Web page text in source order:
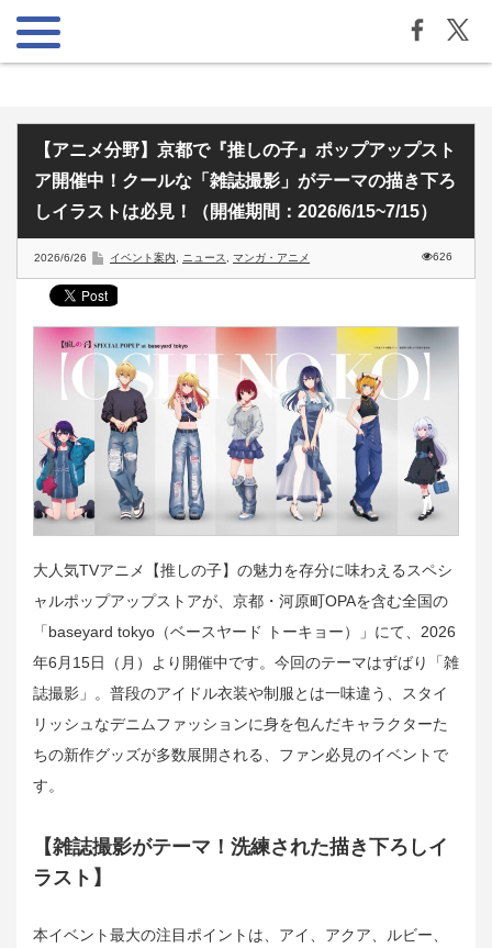
【アニメ分野】京都で『推しの子』ポップアップスト
ア開催中！クールな「雑誌撮影」がテーマの描き下ろ
しイラストは必見！（開催期間：2026/6/15~7/15）
2026/6/26 イベント案内 ニュース マンガ・アニメ 626
大人気TVアニメ【推しの子】の魅力を存分に味わえるスペシ
ャルポップアップストアが、京都・河原町OPAを含む全国の
「baseyard tokyo（ベースヤード トーキョー）」にて、2026
年6月15日（月）より開催中です。今回のテーマはずばり「雑
誌撮影」。普段のアイドル衣装や制服とは一味違う、スタイ
リッシュなデニムファッションに身を包んだキャラクターた
ちの新作グッズが多数展開される、ファン必見のイベントで
す。
【雑誌撮影がテーマ！洗練された描き下ろしイ
ラスト】
本イベント最大の注目ポイントは、アイ、アクア、ルビー、